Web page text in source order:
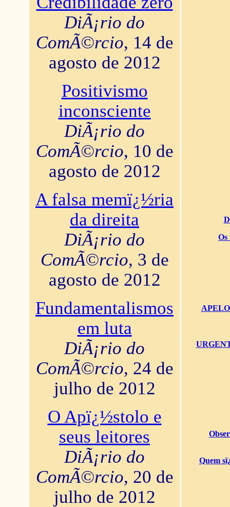
DiÃ¡rio do
ComÃ©rcio, 14 de
agosto de 2012
Positivismo
inconsciente
DiÃ¡rio do
ComÃ©rcio, 10 de
agosto de 2012
A falsa memï¿½ria
da direita
DiÃ¡rio do
ComÃ©rcio, 3 de
agosto de 2012
Fundamentalismos
em luta
DiÃ¡rio do
ComÃ©rcio, 24 de
julho de 2012
O Apï¿½stolo e
seus leitores
DiÃ¡rio do
ComÃ©rcio, 20 de
julho de 2012
Os
Quem